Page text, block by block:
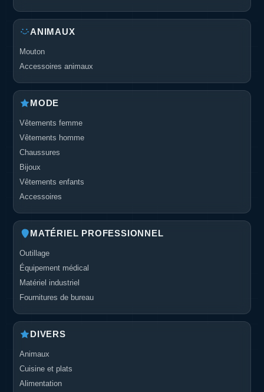
ANIMAUX
Mouton
Accessoires animaux
MODE
Vêtements femme
Vêtements homme
Chaussures
Bijoux
Vêtements enfants
Accessoires
MATÉRIEL PROFESSIONNEL
Outillage
Équipement médical
Matériel industriel
Fournitures de bureau
DIVERS
Animaux
Cuisine et plats
Alimentation